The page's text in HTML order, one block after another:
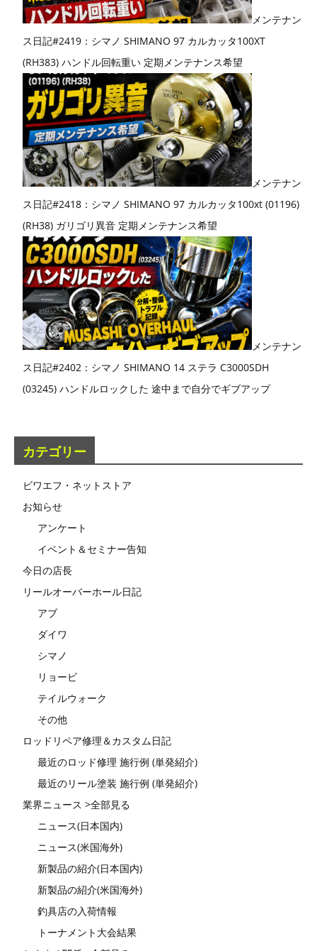
メンテナン
ス日記#2419：シマノ SHIMANO 97 カルカッタ100XT
(RH383) ハンドル回転重い 定期メンテナンス希望
メンテナン
ス日記#2418：シマノ SHIMANO 97 カルカッタ100xt (01196)
(RH38) ガリゴリ異音 定期メンテナンス希望
メンテナン
ス日記#2402：シマノ SHIMANO 14 ステラ C3000SDH
(03245) ハンドルロックした 途中まで自分でギブアップ
カテゴリー
ビワエフ・ネットストア
お知らせ
アンケート
イベント＆セミナー告知
今日の店長
リールオーバーホール日記
アブ
ダイワ
シマノ
リョービ
テイルウォーク
その他
ロッドリペア修理＆カスタム日記
最近のロッド修理 施行例 (単発紹介)
最近のリール塗装 施行例 (単発紹介)
業界ニュース >全部見る
ニュース(日本国内)
ニュース(米国海外)
新製品の紹介(日本国内)
新製品の紹介(米国海外)
釣具店の入荷情報
トーナメント大会結果